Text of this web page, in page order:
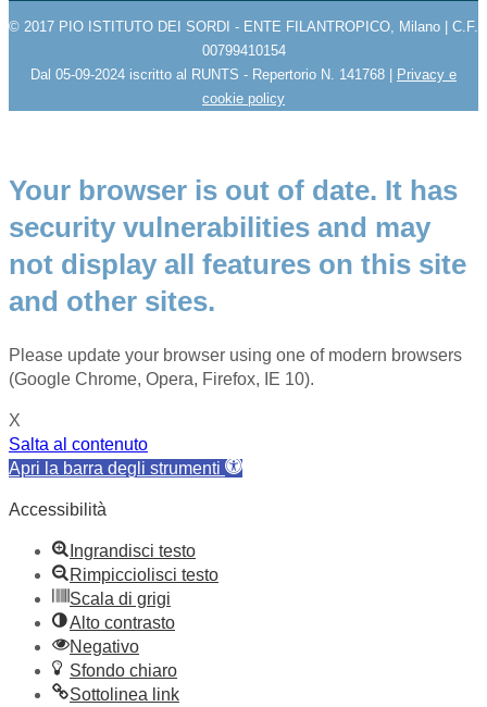
© 2017 PIO ISTITUTO DEI SORDI - ENTE FILANTROPICO, Milano | C.F.
00799410154
Dal 05-09-2024 iscritto al RUNTS - Repertorio N. 141768 | Privacy e
cookie policy
Your browser is out of date. It has
security vulnerabilities and may
not display all features on this site
and other sites.
Please update your browser using one of modern browsers
(Google Chrome, Opera, Firefox, IE 10).
X
Salta al contenuto
Apri la barra degli strumenti
Accessibilità
Ingrandisci testo
Rimpicciolisci testo
Scala di grigi
Alto contrasto
Negativo
Sfondo chiaro
Sottolinea link